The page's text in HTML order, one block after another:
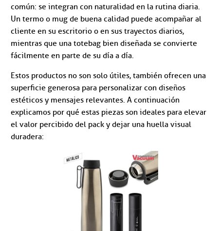
común: se integran con naturalidad en la rutina diaria.
Un termo o mug de buena calidad puede acompañar al
cliente en su escritorio o en sus trayectos diarios,
mientras que una totebag bien diseñada se convierte
fácilmente en parte de su día a día.
Estos productos no son solo útiles, también ofrecen una
superficie generosa para personalizar con diseños
estéticos y mensajes relevantes. A continuación
explicamos por qué estas piezas son ideales para elevar
el valor percibido del pack y dejar una huella visual
duradera: